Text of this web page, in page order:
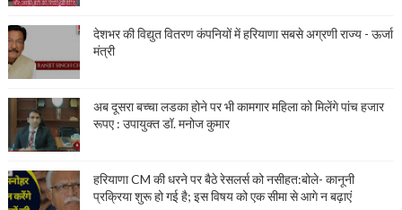
देशभर की विद्युत वितरण कंपनियों में हरियाणा सबसे अग्रणी राज्य - ऊर्जा
मंत्री
अब दूसरा बच्चा लडका होने पर भी कामगार महिला को मिलेंगे पांच हजार
रूपए : उपायुक्त डॉ. मनोज कुमार
हरियाणा CM की धरने पर बैठे रेसलर्स को नसीहत:बोले- कानूनी
प्रक्रिया शुरू हो गई है; इस विषय को एक सीमा से आगे न बढ़ाएं